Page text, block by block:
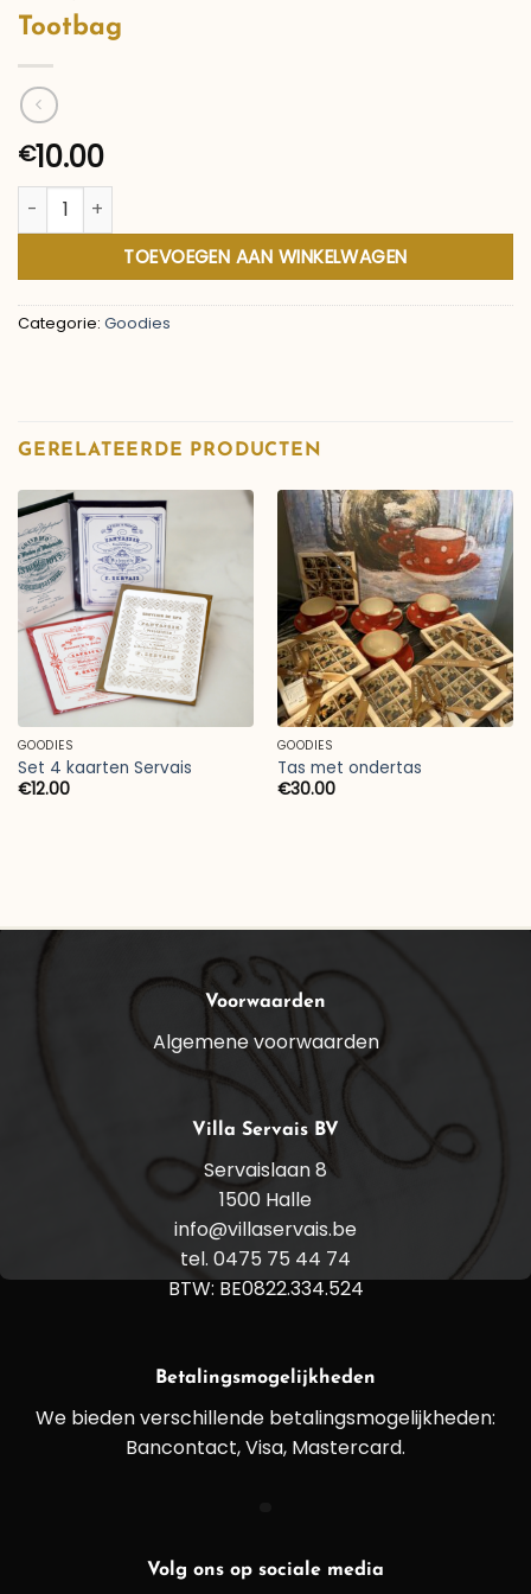
Tootbag
€10.00
Tootbag aantal
TOEVOEGEN AAN WINKELWAGEN
Categorie: Goodies
GERELATEERDE PRODUCTEN
GOODIES
Set 4 kaarten Servais
€12.00
GOODIES
Tas met ondertas
€30.00
Voorwaarden
Algemene voorwaarden
Villa Servais BV
Servaislaan 8
1500 Halle
info@villaservais.be
tel. 0475 75 44 74
BTW: BE0822.334.524
Betalingsmogelijkheden
We bieden verschillende betalingsmogelijkheden:
Bancontact, Visa, Mastercard.
Volg ons op sociale media